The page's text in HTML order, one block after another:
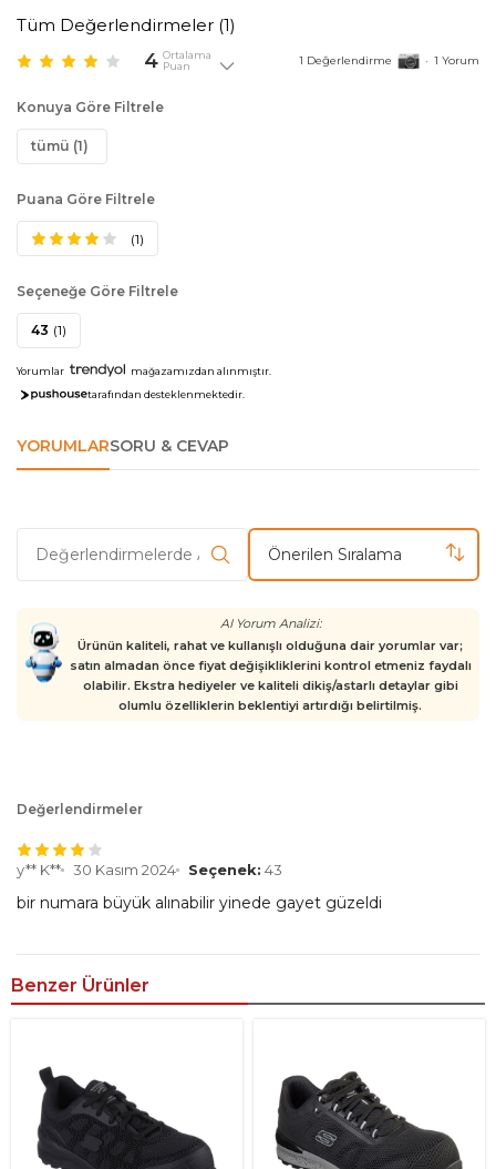
Tüm Değerlendirmeler (1)
4 Ortalama
Puan
1 Değerlendirme • 1 Yorum
Konuya Göre Filtrele
tümü (1)
Puana Göre Filtrele
(1)
Seçeneğe Göre Filtrele
43 (1)
Yorumlar
mağazamızdan alınmıştır.
tarafından desteklenmektedir.
YORUMLARSORU & CEVAP
Önerilen Sıralama
AI Yorum Analizi:
Ürünün kaliteli, rahat ve kullanışlı olduğuna dair yorumlar var;
satın almadan önce fiyat değişikliklerini kontrol etmeniz faydalı
olabilir. Ekstra hediyeler ve kaliteli dikiş/astarlı detaylar gibi
olumlu özelliklerin beklentiyi artırdığı belirtilmiş.
Değerlendirmeler
y** K** 30 Kasım 2024 Seçenek: 43
bir numara büyük alınabilir yinede gayet güzeldi
Benzer Ürünler